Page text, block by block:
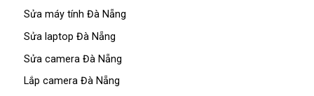
Sửa máy tính Đà Nẵng
Sửa laptop Đà Nẵng
Sửa camera Đà Nẵng
Lắp camera Đà Nẵng